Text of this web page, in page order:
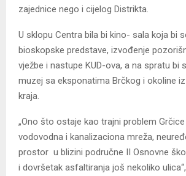
zajednice nego i cijelog Distrikta.
U sklopu Centra bila bi kino- sala koja bi
bioskopske predstave, izvođenje
vježbe i nastupe KUD-ova, a na spratu bi
muzej sa eksponatima Brčkog i okoline
kraja.
„Ono što ostaje kao trajni problem
vodovodna i kanalizaciona mreža,
prostor u blizini područne II Osnovne
i dovršetak asfaltiranja još nekoliko